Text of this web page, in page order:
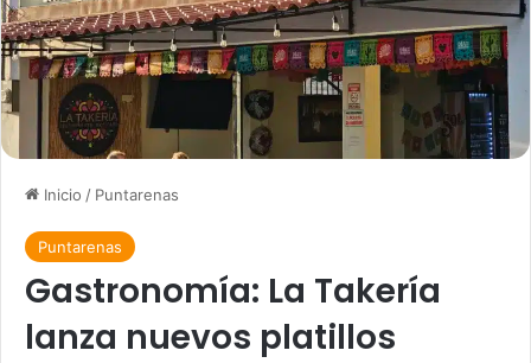
Inicio / Puntarenas
Puntarenas
Gastronomía: La Takería
lanza nuevos platillos